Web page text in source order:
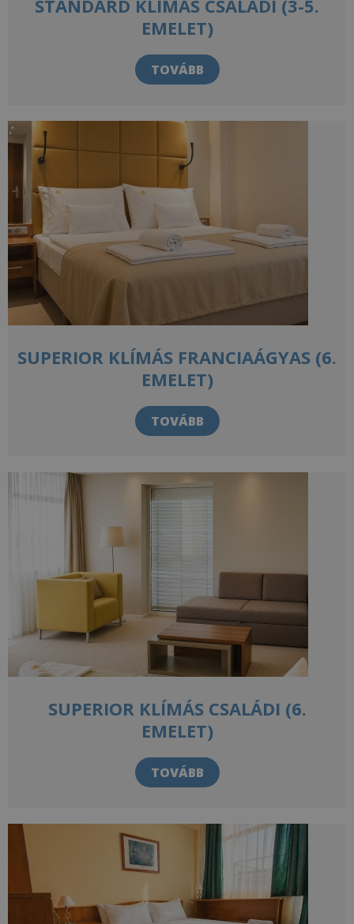
STANDARD KLÍMÁS CSALÁDI (3-5.
EMELET)
TOVÁBB
SUPERIOR KLÍMÁS FRANCIAÁGYAS (6.
EMELET)
TOVÁBB
SUPERIOR KLÍMÁS CSALÁDI (6.
EMELET)
TOVÁBB